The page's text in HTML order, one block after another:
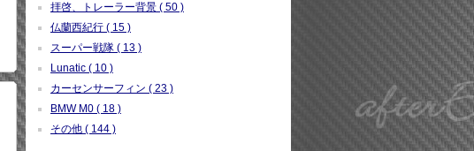
拝啓、トレーラー背景 ( 50 )
仏蘭西紀行 ( 15 )
スーパー戦隊 ( 13 )
Lunatic ( 10 )
カーセンサーフィン ( 23 )
BMW M0 ( 18 )
その他 ( 144 )